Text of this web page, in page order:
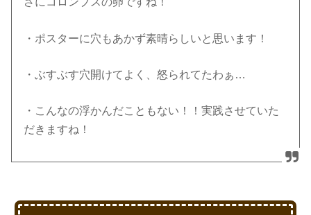
・ポスターに穴もあかず素晴らしいと思います！
・ぶすぶす穴開けてよく、怒られてたわぁ…
・こんなの浮かんだこともない！！実践させていた
だきますね！